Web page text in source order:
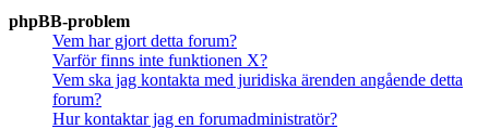
phpBB-problem
Vem har gjort detta forum?
Varför finns inte funktionen X?
Vem ska jag kontakta med juridiska ärenden angående detta
forum?
Hur kontaktar jag en forumadministratör?